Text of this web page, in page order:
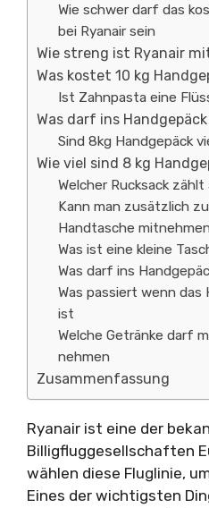
Wie schwer darf das
bei Ryanair sein
Wie streng ist Ryanair
Was kostet 10 kg
Ist Zahnpasta eine
Was darf ins
Sind 8kg Handgepäck
Wie viel sind 8 kg
Welcher Rucksack
Kann man zusätzlich
Handtasche
Was ist eine kleine
Was darf ins
Was passiert wenn das
ist
Welche Getränke darf
nehmen
Zusammenfassung
Ryanair ist eine der
Billigfluggesellschaften
wählen diese Fluglinie,
Eines der wichtigsten